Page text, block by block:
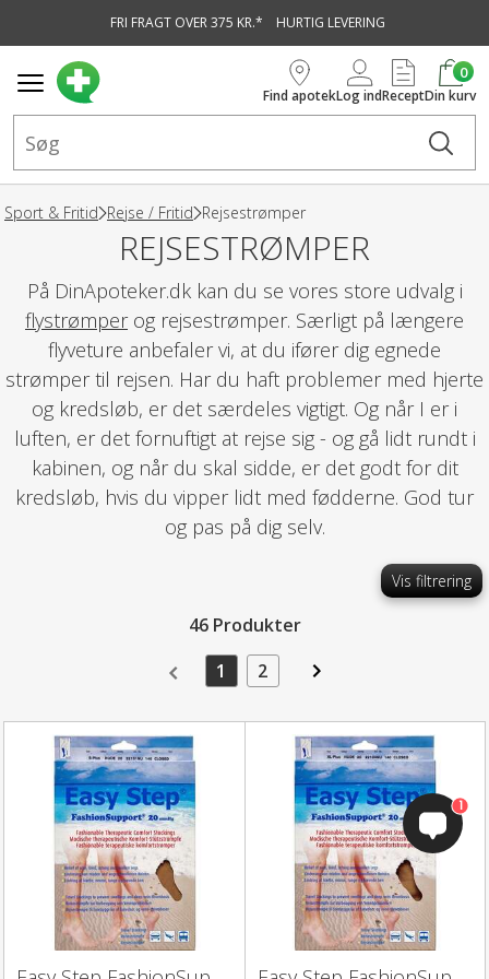
FRI FRAGT OVER 375 KR.* HURTIG LEVERING
Find apotekLog indRecept
0
Din kurv
Sport & Fritid Rejse / Fritid Rejsestrømper
REJSESTRØMPER
På DinApoteker.dk kan du se vores store udvalg i
flystrømperog rejsestrømper. Særligt på længere
flyveture anbefaler vi, at du ifører dig egnede
strømper til rejsen. Har du haft problemer med hjerte
og kredsløb, er det særdeles vigtigt. Og når I er i
luften, er det fornuftigt at rejse sig - og gå lidt rundt i
kabinen, og når du skal sidde, er det godt for dit
kredsløb, hvis du vipper lidt med fødderne. God tur
og pas på dig selv.
Vis filtrering
46 Produkter
1
2
1